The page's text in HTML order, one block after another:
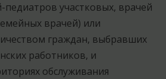
педиатров участковых, врачей
врачей) или
граждан, выбравших
работников, и
обслуживания